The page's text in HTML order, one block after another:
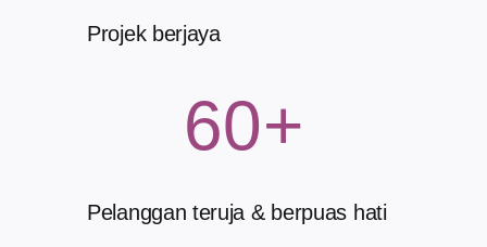
Projek berjaya
60+
Pelanggan teruja & berpuas hati